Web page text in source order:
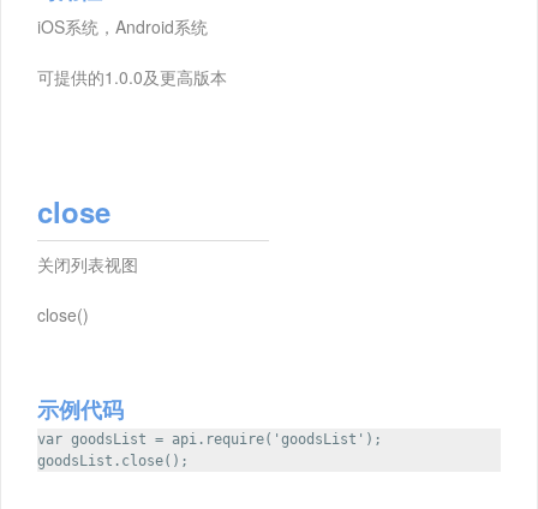
iOS系统，Android系统
可提供的1.0.0及更高版本
close
关闭列表视图
close()
示例代码
var goodsList = api.require('goodsList');
goodsList.close();